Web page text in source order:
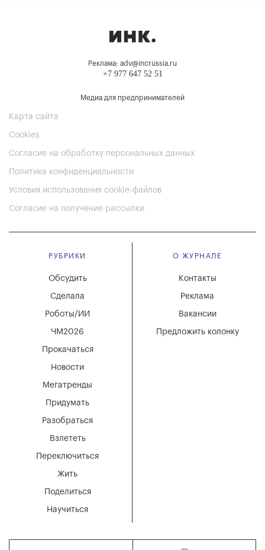
Реклама: adv@incrussia.ru
+7 977 647 52 51
Медиа для предпринимателей
Карта сайта
Cookies
Согласие на обработку персональных данных
Политика конфиденциальности
Условия использования cookie-файлов
Согласие на получение рассылки
РУБРИКИ
Мегатренды
Придумать
Разобраться
Взлететь
Новости
Переключиться
Жить
Поделиться
Научиться
Обсудить
Сделала
Роботы/ИИ
ЧМ2026
Прокачаться
О ЖУРНАЛЕ
Вакансии
Реклама
Контакты
Предложить колонку